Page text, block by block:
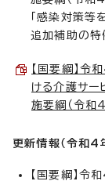
「感染対策
追加補助の特
【国要綱】令
ける介護サー
施要綱（令
更新情報（令和
【国要綱】令